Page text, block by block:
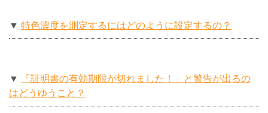
▼ 特色濃度を測定するにはどのように設定するの？
▼
「証明書の有効期限が切れました！」と警告が出るの
はどうゆうこと？